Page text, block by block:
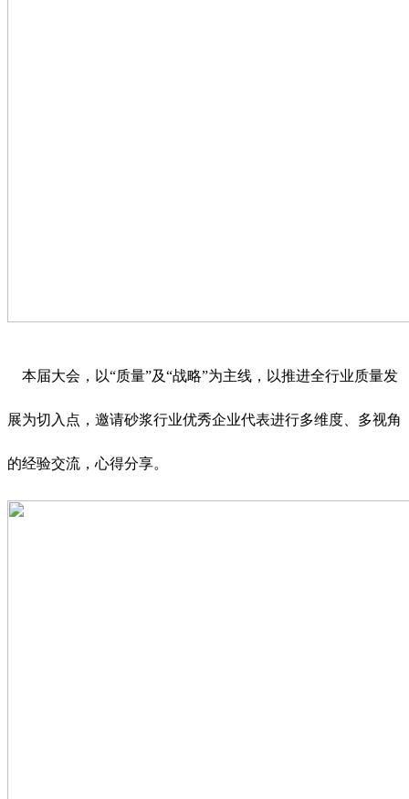
本届大会，以“质量”及“战略”为主线，以推进全行业质量发
展为切入点，邀请砂浆行业优秀企业代表进行多维度、多视角
的经验交流，心得分享。